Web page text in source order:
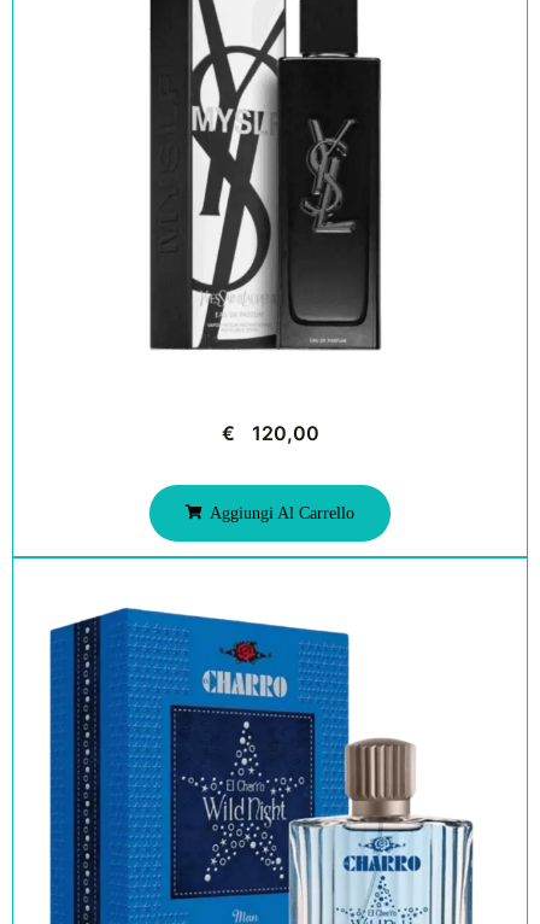
€ 120,00
Aggiungi Al Carrello